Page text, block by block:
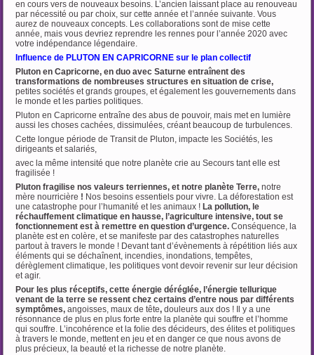
en cours vers de nouveaux besoins. L’ancien laissant place au renouveau
par nécessité ou par choix, sur cette année et l’année suivante. Vous
aurez de nouveaux concepts. Les collaborations sont de mise cette
année, mais vous devriez reprendre les rennes pour l’année 2020 avec
votre indépendance légendaire.
Influence de PLUTON EN CAPRICORNE sur le plan collectif
Pluton en Capricorne, en duo avec Saturne entraînent des
transformations de nombreuses structures en situation de crise,
petites sociétés et grands groupes, et également les gouvernements dans
le monde et les parties politiques.
Pluton en Capricorne entraîne des abus de pouvoir, mais met en lumière
aussi les choses cachées, dissimulées, créant beaucoup de turbulences.
Cette longue période de Transit de Pluton, impacte les Sociétés, les
dirigeants et salariés,
avec la même intensité que notre planète crie au Secours tant elle est
fragilisée !
Pluton fragilise nos valeurs terriennes, et notre planète Terre,notre
mère nourricière ! Nos besoins essentiels pour vivre. La déforestation est
une catastrophe pour l’humanité et les animaux ! La pollution, le
réchauffement climatique en hausse, l’agriculture intensive, tout se
fonctionnement est à remettre en question d’urgence.Conséquence, la
planète est en colère, et se manifeste par des catastrophes naturelles
partout à travers le monde ! Devant tant d’évènements à répétition liés aux
éléments qui se déchaînent, incendies, inondations, tempêtes,
dérèglement climatique, les politiques vont devoir revenir sur leur décision
et agir.
Pour les plus réceptifs, cette énergie déréglée, l’énergie tellurique
venant de la terre se ressent chez certains d’entre nous par différents
symptômes,angoisses, maux de tête,douleurs aux dos !
Il y a une
résonnance de plus en plus forte entre la planète qui souffre et l’homme
qui souffre. L’incohérence et la folie des décideurs, des élites et politiques
à travers le monde, mettent en jeu et en danger ce que nous avons de
plus précieux, la beauté et la richesse de notre planète.